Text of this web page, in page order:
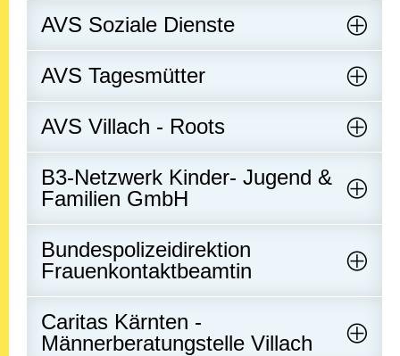
AVS Soziale Dienste
AVS Tagesmütter
AVS Villach - Roots
B3-Netzwerk Kinder- Jugend &
Familien GmbH
Bundespolizeidirektion
Frauenkontaktbeamtin
Caritas Kärnten -
Männerberatungstelle Villach